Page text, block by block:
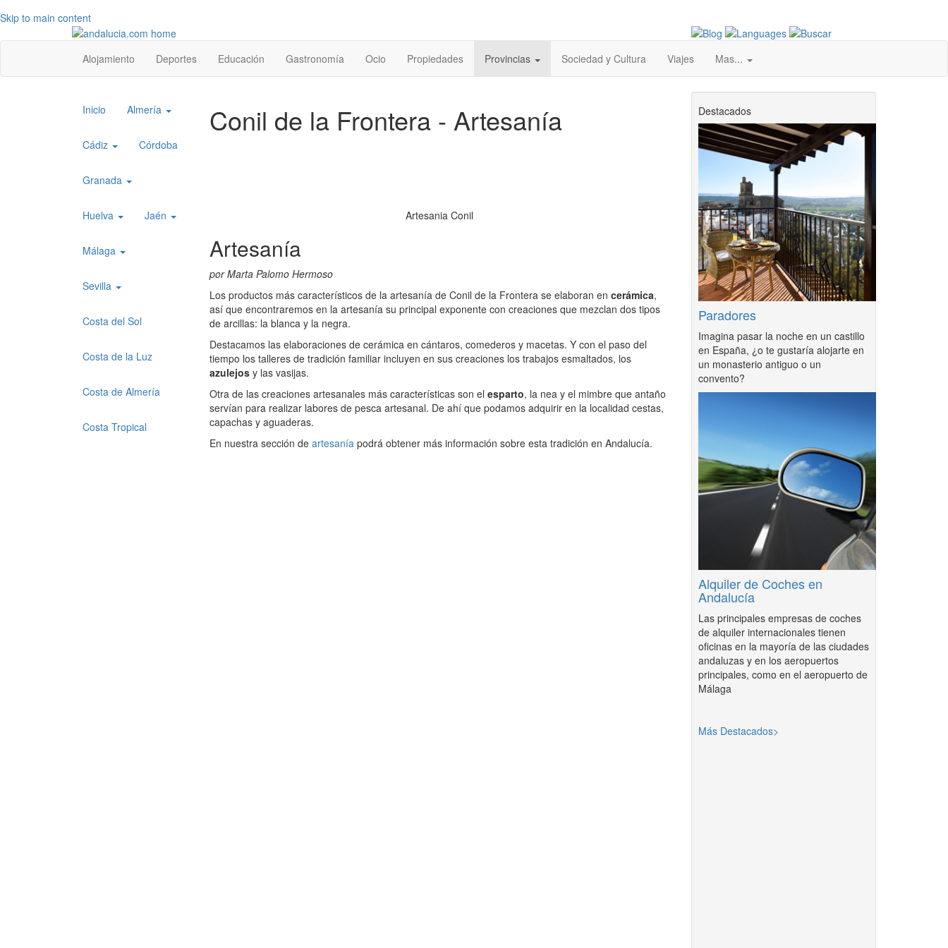
Skip to main content
Top
level
menu
Alojamiento Deportes Educación Gastronomía Ocio Propiedades Provincias Sociedad y Cultura Viajes Mas...
Conil de la Frontera - Artesanía
Artesania Conil
Artesanía
por Marta Palomo Hermoso
Los productos más característicos de la artesanía de Conil de la Frontera se elaboran en cerámica,
así que encontraremos en la artesanía su principal exponente con creaciones que mezclan dos tipos
de arcillas: la blanca y la negra.
Destacamos las elaboraciones de cerámica en cántaros, comederos y macetas. Y con el paso del
tiempo los talleres de tradición familiar incluyen en sus creaciones los trabajos esmaltados, los
azulejos y las vasijas.
Otra de las creaciones artesanales más características son el esparto, la nea y el mimbre que antaño
servían para realizar labores de pesca artesanal. De ahí que podamos adquirir en la localidad cestas,
capachas y aguaderas.
En nuestra sección de artesanía podrá obtener más información sobre esta tradición en Andalucía.
Top
menu
1
Inicio Almería
Cádiz Córdoba
Granada
Huelva Jaén
Málaga
Sevilla
Costa del Sol
Costa de la Luz
Costa de Almería
Costa Tropical
Destacados
Paradores
Imagina pasar la noche en un castillo
en España, ¿o te gustaría alojarte en
un monasterio antiguo o un
convento?
Alquiler de Coches en
Andalucía
Las principales empresas de coches
de alquiler internacionales tienen
oficinas en la mayoría de las ciudades
andaluzas y en los aeropuertos
principales, como en el aeropuerto de
Málaga
Más Destacados>